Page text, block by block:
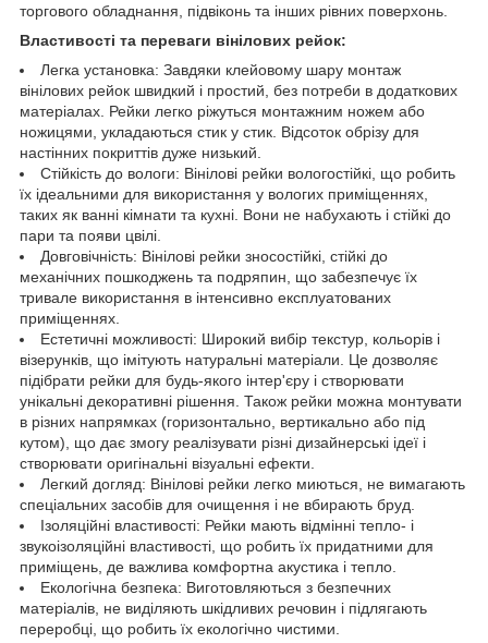
торгового обладнання, підвіконь та інших рівних поверхонь.
Властивості та переваги вінілових рейок:
Легка установка: Завдяки клейовому шару монтаж
вінілових рейок швидкий і простий, без потреби в додаткових
матеріалах. Рейки легко ріжуться монтажним ножем або
ножицями, укладаються стик у стик. Відсоток обрізу для
настінних покриттів дуже низький.
Стійкість до вологи: Вінілові рейки вологостійкі, що робить
їх ідеальними для використання у вологих приміщеннях,
таких як ванні кімнати та кухні. Вони не набухають і стійкі до
пари та появи цвілі.
Довговічність: Вінілові рейки зносостійкі, стійкі до
механічних пошкоджень та подряпин, що забезпечує їх
тривале використання в інтенсивно експлуатованих
приміщеннях.
Естетичні можливості: Широкий вибір текстур, кольорів і
візерунків, що імітують натуральні матеріали. Це дозволяє
підібрати рейки для будь-якого інтер'єру і створювати
унікальні декоративні рішення. Також рейки можна монтувати
в різних напрямках (горизонтально, вертикально або під
кутом), що дає змогу реалізувати різні дизайнерські ідеї і
створювати оригінальні візуальні ефекти.
Легкий догляд: Вінілові рейки легко миються, не вимагають
спеціальних засобів для очищення і не вбирають бруд.
Ізоляційні властивості: Рейки мають відмінні тепло- і
звукоізоляційні властивості, що робить їх придатними для
приміщень, де важлива комфортна акустика і тепло.
Екологічна безпека: Виготовляються з безпечних
матеріалів, не виділяють шкідливих речовин і підлягають
переробці, що робить їх екологічно чистими.